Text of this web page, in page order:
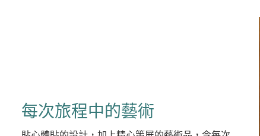
每次旅程中的藝術